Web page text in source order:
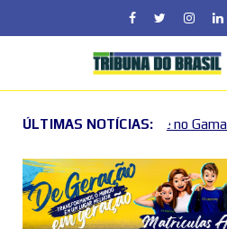
ÚLTIMAS NOTÍCIAS:
e no Gama por causa de eventos